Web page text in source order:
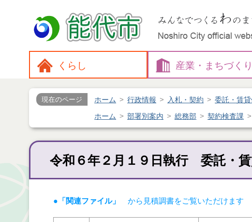
くらし 産業・ まちづくり
現在のページ ホーム 行政情報 入札・契約 委託・賃
ホーム 部署別案内 総務部 契約検査課
令和６年２月１９日執行 委託・
●「関連ファイル」 から見積調書をご覧いただけます